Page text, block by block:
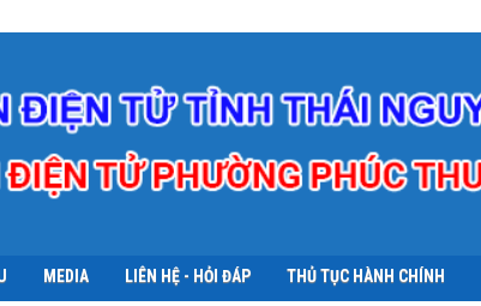
MEDIA LIÊN HỆ - HỎI ĐÁP THỦ TỤC HÀNH CHÍNH